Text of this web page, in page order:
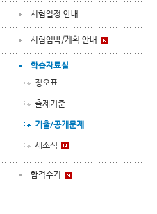
시험일정 안내
시험임박/계획 안내
학습자료실
정오표
출제기준
기출/공개문제
새소식
합격수기